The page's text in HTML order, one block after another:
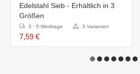
Edelstahl Sieb - Erhältlich in 3
Größen
3 - 5 Werktage 3 Varianten
7,59 €